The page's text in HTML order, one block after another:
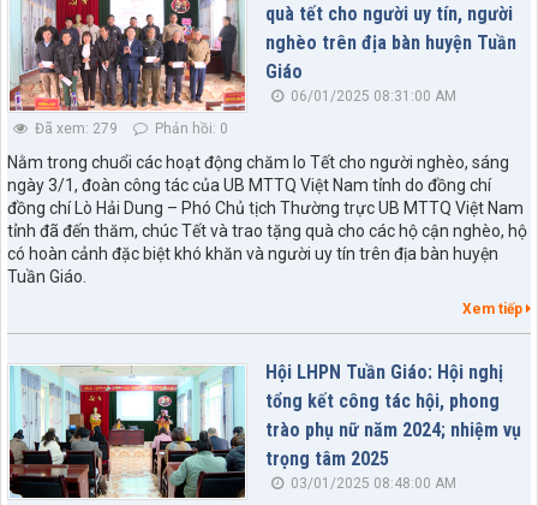
quà tết cho người uy tín, người
nghèo trên địa bàn huyện Tuần
Giáo
06/01/2025 08:31:00 AM
Đã xem: 279
Phản hồi: 0
Nằm trong chuổi các hoạt động chăm lo Tết cho người nghèo, sáng
ngày 3/1, đoàn công tác của UB MTTQ Việt Nam tỉnh do đồng chí
đồng chí Lò Hải Dung – Phó Chủ tịch Thường trực UB MTTQ Việt Nam
tỉnh đã đến thăm, chúc Tết và trao tặng quà cho các hộ cận nghèo, hộ
có hoàn cảnh đặc biệt khó khăn và người uy tín trên địa bàn huyện
Tuần Giáo.
Xem tiếp
Hội LHPN Tuần Giáo: Hội nghị
tổng kết công tác hội, phong
trào phụ nữ năm 2024; nhiệm vụ
trọng tâm 2025
03/01/2025 08:48:00 AM